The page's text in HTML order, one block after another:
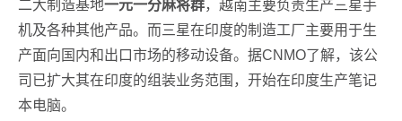
二大制造基地一元一分麻将群，越南主要负责生产三星手
机及各种其他产品。而三星在印度的制造工厂主要用于生
产面向国内和出口市场的移动设备。据CNMO了解，该公
司已扩大其在印度的组装业务范围，开始在印度生产笔记
本电脑。